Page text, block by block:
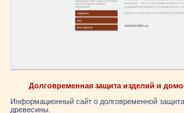
Долговременная защита изделий и
Информационный сайт о долговременной
древесины.